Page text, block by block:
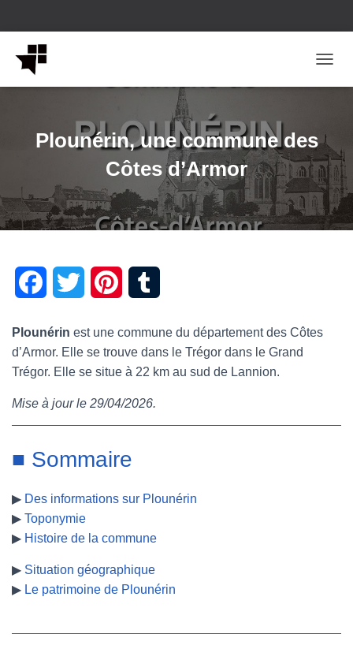
Plounérin, une commune des
Côtes d’Armor
e
b
o
k
t
t
r
e
e
s
t
b
Plounérin est une commune du département des Côtes
d’Armor. Elle se trouve dans le Trégor dans le Grand
Trégor. Elle se situe à 22 km au sud de Lannion.
Mise à jour le 29/04/2026.
■ Sommaire
▶ Des informations sur Plounérin
▶ Toponymie
▶ Histoire de la commune
▶ Situation géographique
▶ Le patrimoine de Plounérin